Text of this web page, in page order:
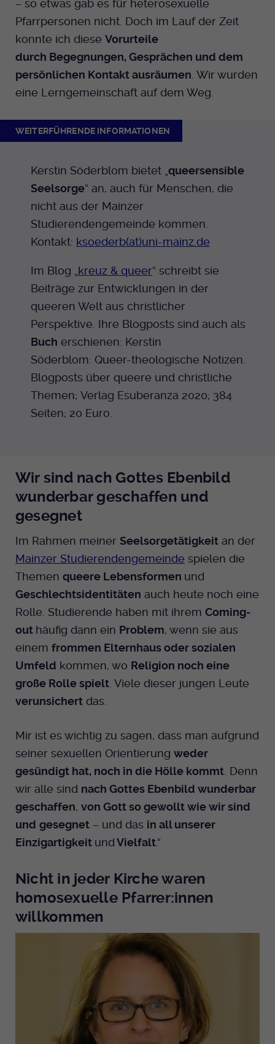
– so etwas gab es für heterosexuelle
Pfarrpersonen nicht. Doch im Lauf der Zeit
konnte ich diese Vorurteile
durch Begegnungen, Gesprächen und dem
persönlichen Kontakt ausräumen. Wir wurden
eine Lerngemeinschaft auf dem Weg.
WEITERFÜHRENDE INFORMATIONEN
Kerstin Söderblom bietet „queersensible
Seelsorge“ an, auch für Menschen, die
nicht aus der Mainzer
Studierendengemeinde kommen.
Kontakt: ksoederb(at)uni-mainz.de
Im Blog „kreuz & queer“ schreibt sie
Beiträge zur Entwicklungen in der
queeren Welt aus christlicher
Perspektive. Ihre Blogposts sind auch als
Buch erschienen: Kerstin
Söderblom: Queer-theologische Notizen.
Blogposts über queere und christliche
Themen; Verlag Esuberanza 2020; 384
Seiten; 20 Euro.
Wir sind nach Gottes Ebenbild
wunderbar geschaffen und
gesegnet
Im Rahmen meiner Seelsorgetätigkeit an der
Mainzer Studierendengemeinde spielen die
Themen queere Lebensformen und
Geschlechtsidentitäten auch heute noch eine
Rolle. Studierende haben mit ihrem Coming-
out häufig dann ein Problem, wenn sie aus
einem frommen Elternhaus oder sozialen
Umfeld kommen, wo Religion noch eine
große Rolle spielt . Viele dieser jungen Leute
verunsichert das.
Mir ist es wichtig zu sagen, dass man aufgrund
seiner sexuellen Orientierung weder
gesündigt hat, noch in die Hölle kommt . Denn
wir alle sind nach Gottes Ebenbild wunderbar
geschaffen, von Gott so gewollt wie wir sind
und gesegnet – und das in all unserer
Einzigartigkeit undVielfalt.“
Nicht in jeder Kirche waren
homosexuelle Pfarrer:innen
willkommen